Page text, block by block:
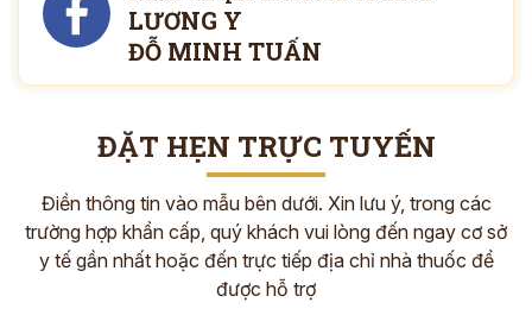
LƯƠNG Y
ĐỖ MINH TUẤN
ĐẶT HẸN TRỰC TUYẾN
Điền thông tin vào mẫu bên dưới. Xin lưu ý, trong các
trường hợp khẩn cấp, quý khách vui lòng đến ngay cơ sở
y tế gần nhất hoặc đến trực tiếp địa chỉ nhà thuốc để
được hỗ trợ